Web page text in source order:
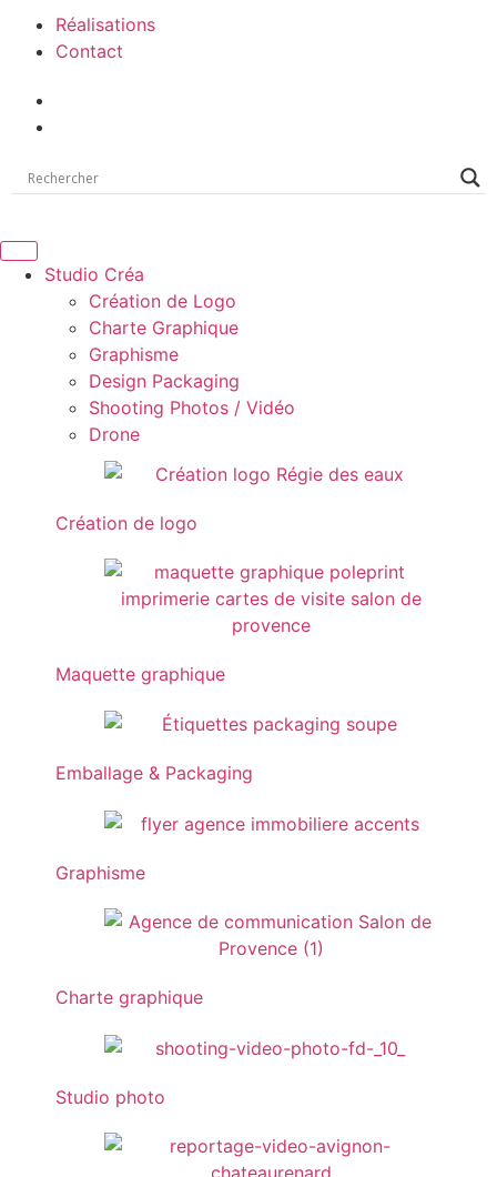
Réalisations
Contact
Studio Créa
Création de Logo
Charte Graphique
Graphisme
Design Packaging
Shooting Photos / Vidéo
Drone
Création de logo
Maquette graphique
Emballage & Packaging
Graphisme
Charte graphique
Studio photo